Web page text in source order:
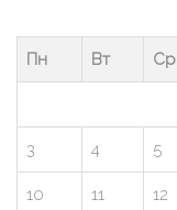
Пн
Вт Ср
3 4 5
10 11 12